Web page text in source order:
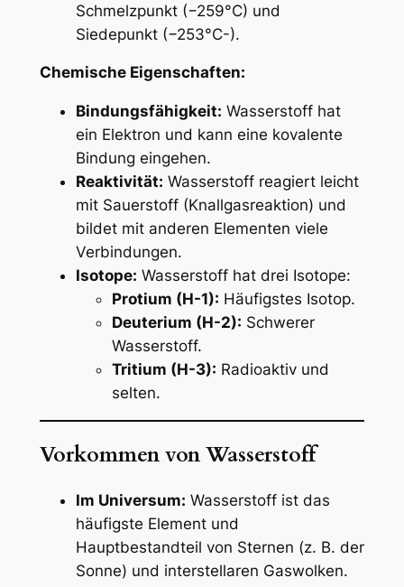
Schmelzpunkt (−259°C) und
Siedepunkt (−253°C-).
Chemische Eigenschaften:
Bindungsfähigkeit: Wasserstoff hat
ein Elektron und kann eine kovalente
Bindung eingehen.
Reaktivität: Wasserstoff reagiert leicht
mit Sauerstoff (Knallgasreaktion) und
bildet mit anderen Elementen viele
Verbindungen.
Isotope: Wasserstoff hat drei Isotope:
Protium (H-1): Häufigstes Isotop.
Deuterium (H-2): Schwerer
Wasserstoff.
Tritium (H-3): Radioaktiv und
selten.
Vorkommen von Wasserstoff
Im Universum: Wasserstoff ist das
häufigste Element und
Hauptbestandteil von Sternen (z. B. der
Sonne) und interstellaren Gaswolken.